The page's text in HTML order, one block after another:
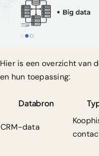
Hier is een overzicht van
en hun toepassing:
Databron
CRM-data